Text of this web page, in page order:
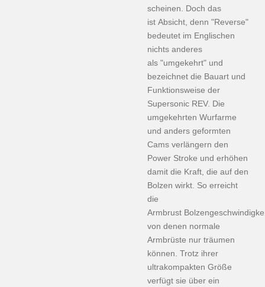
scheinen. Doch das
ist Absicht, denn "Reverse"
bedeutet im Englischen
nichts anderes
als "umgekehrt" und
bezeichnet die Bauart und
Funktionsweise der
Supersonic REV. Die
umgekehrten Wurfarme
und anders geformten
Cams verlängern den
Power Stroke und erhöhen
damit die Kraft, die auf den
Bolzen wirkt. So erreicht
die
Armbrust
von denen normale
Armbrüste nur träumen
können. Trotz ihrer
ultrakompakten Größe
verfügt sie über ein